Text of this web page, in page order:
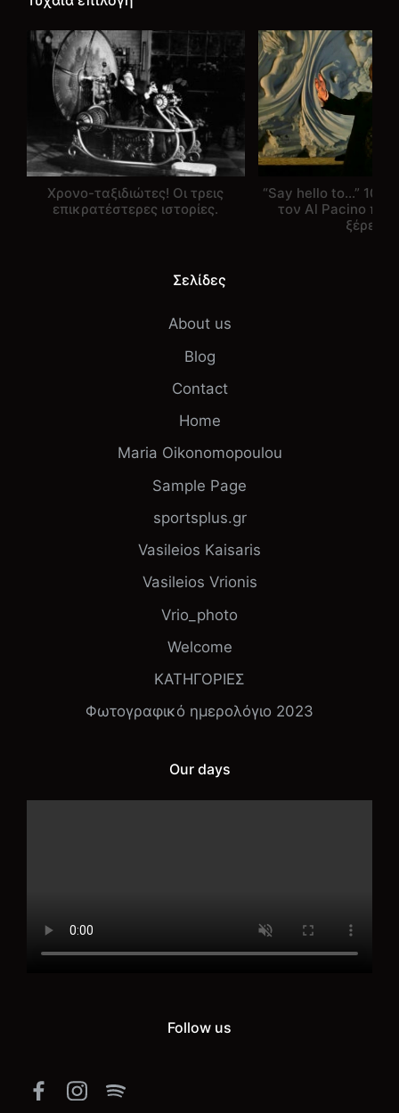
Χρονο-ταξιδιώτες! Οι τρεις
επικρατέστερες ιστορίες.
“Say hello to…” 10
τον Al Pacino που
ξέρεις.
Σελίδες
About us
Blog
Contact
Home
Maria Oikonomopoulou
Sample Page
sportsplus.gr
Vasileios Kaisaris
Vasileios Vrionis
Vrio_photo
Welcome
ΚΑΤΗΓΟΡΙΕΣ
Φωτογραφικό ημερολόγιο 2023
Our days
Follow us
FacebookInstagram
Spotify